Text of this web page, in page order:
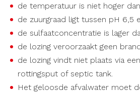
de temperatuur is niet hoger
de zuurgraad ligt tussen pH 6,5
de sulfaatconcentratie is lager
de lozing veroorzaakt geen
de lozing vindt niet plaats via
rottingsput of septic tank.
Het geloosde afvalwater moet